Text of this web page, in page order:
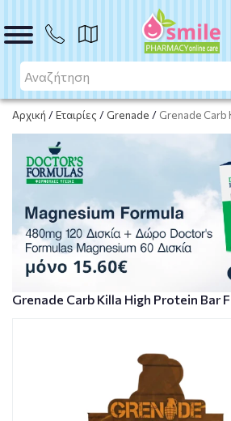
Αρχική /Εταιρίες / Grenade / Grenade Carb
Το προϊόν εξαντλήθηκε
Μη
Grenade Carb Killa High Protein Bar